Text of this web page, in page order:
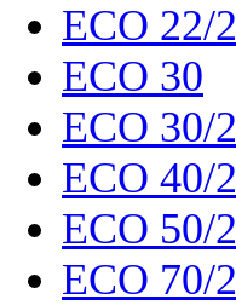
ECO 22/2
ECO 30
ECO 30/2
ECO 40/2
ECO 50/2
ECO 70/2